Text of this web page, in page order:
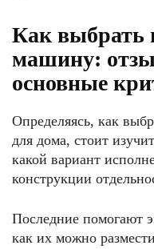
Как выбрать
машину:
основные
Определяясь, как
для дома, стоит
какой вариант
конструкции
Последние помогают
как их можно